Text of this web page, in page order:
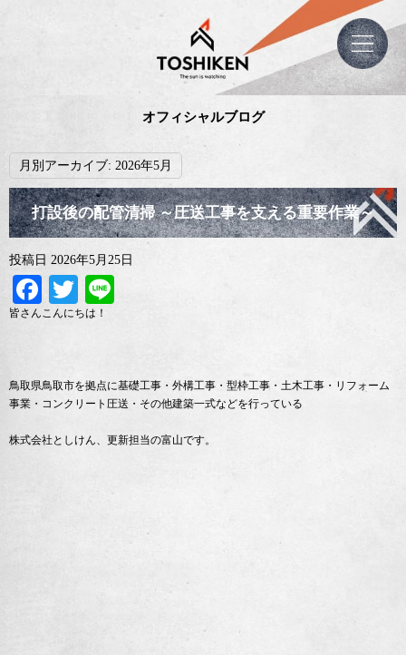
オフィシャルブログ
月別アーカイブ: 2026年5月
打設後の配管清掃 ～圧送工事を支える重要作業～
投稿日 2026年5月25日
Facebook
Twitter
皆さんこんにちは！
鳥取県鳥取市を拠点に基礎工事・外構工事・型枠工事・土木工事・リフォーム
事業・コンクリート圧送・その他建築一式などを行っている
株式会社としけん、更新担当の富山です。